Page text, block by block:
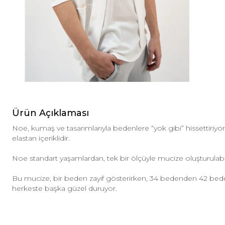
Ürün Açıklaması
Noe, kumaş ve tasarımlarıyla bedenlere “yok gibi”
elastan içeriklidir.
Noe standart yaşamlardan, tek bir ölçüyle mucize
Bu mucize, bir beden zayıf gösterirken, 34 bedenden 42
herkeste başka güzel duruyor.